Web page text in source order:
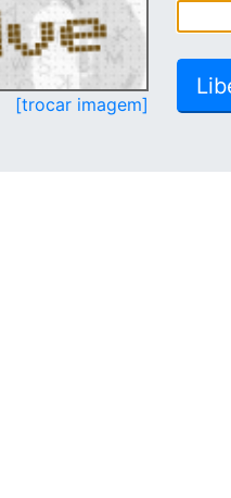
[trocar imagem]